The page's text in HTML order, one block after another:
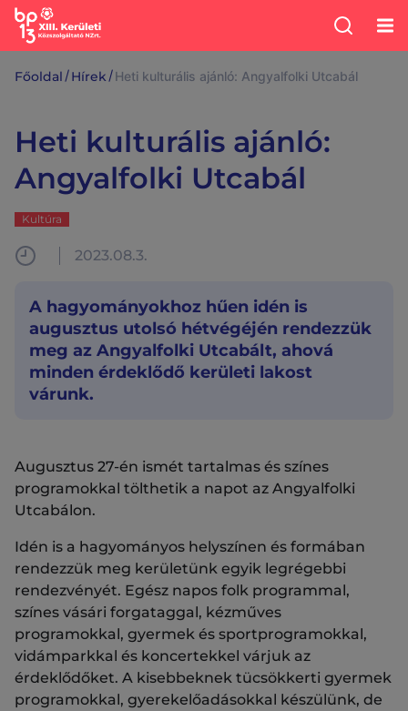
Főoldal /Hírek /Heti kulturális ajánló: Angyalfolki Utcabál
Heti kulturális ajánló:
Angyalfolki Utcabál
Kultúra
2023.08.3.
A hagyományokhoz hűen idén is
augusztus utolsó hétvégéjén rendezzük
meg az Angyalfolki Utcabált, ahová
minden érdeklődő kerületi lakost
várunk.
Augusztus 27-én ismét tartalmas és színes
programokkal tölthetik a napot az Angyalfolki
Utcabálon.
Idén is a hagyományos helyszínen és formában
rendezzük meg kerületünk egyik legrégebbi
rendezvényét. Egész napos folk programmal,
színes vásári forgataggal, kézműves
programokkal, gyermek és sportprogramokkal,
vidámparkkal és koncertekkel várjuk az
érdeklődőket. A kisebbeknek tücsökkerti gyermek
programokkal, gyerekelőadásokkal készülünk, de